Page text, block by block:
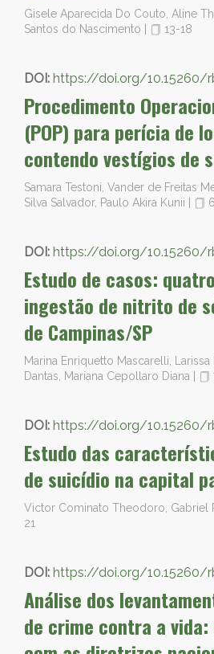
Gisele Aparecida Do Couto, Aline
Santos do Nascimento
13-18
DOI: https://doi.org/10.15260/
Procedimento
(POP) para perícia de
contendo vestígios de
Samara Testoni, Vander de Freitas
Silva Salvador, Paulo Akira Kunii
DOI: https://doi.org/10.15260/
Estudo de casos:
ingestão de nitrito de
de Campinas/SP
Marina Enriquetto Mascarelli,
Dantas, Mariana Cepollaro Diana
DOI: https://doi.org/10.15260/
Estudo das
de suicídio na capital
Victor Cominato Theodoro, Gabriel
21
DOI: https://doi.org/10.15260/
Análise dos
de crime contra a